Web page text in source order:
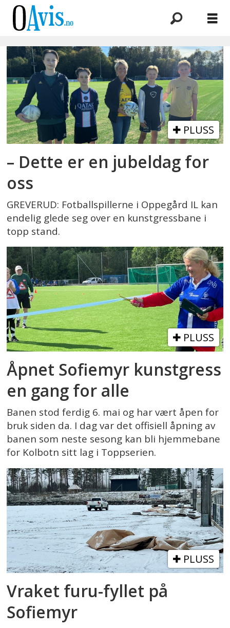
Emne:
bioflex
PLUSS
– Dette er en jubeldag for
oss
GREVERUD: Fotballspillerne i Oppegård IL kan
endelig glede seg over en kunstgressbane i
topp stand.
PLUSS
Åpnet Sofiemyr kunstgress
en gang for alle
Banen stod ferdig 6. mai og har vært åpen for
bruk siden da. I dag var det offisiell åpning av
banen som neste sesong kan bli hjemmebane
for Kolbotn sitt lag i Toppserien.
PLUSS
Vraket furu-fyllet på
Sofiemyr